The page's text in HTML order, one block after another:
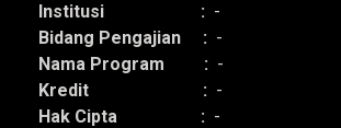
Institusi : -
Bidang Pengajian : -
Nama Program : -
Kredit : -
Hak Cipta : -